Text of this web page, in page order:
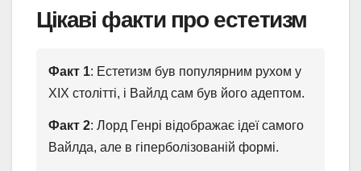
Цікаві факти про естетизм
Факт 1: Естетизм був популярним рухом у
ХІХ столітті, і Вайлд сам був його адептом.
Факт 2: Лорд Генрі відображає ідеї самого
Вайлда, але в гіперболізованій формі.